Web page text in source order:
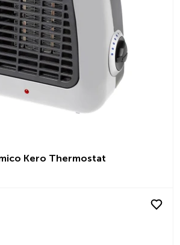
Kero Thermostat